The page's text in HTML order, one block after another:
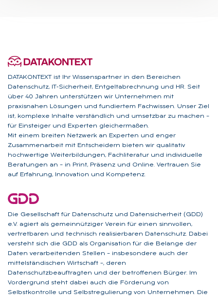
DATAKONTEXT ist Ihr Wissenspartner in den Bereichen
Datenschutz, IT-Sicherheit, Entgeltabrechnung und HR. Seit
über 40 Jahren unterstützen wir Unternehmen mit
praxisnahen Lösungen und fundiertem Fachwissen. Unser Ziel
ist, komplexe Inhalte verständlich und umsetzbar zu machen –
für Einsteiger und Experten gleichermaßen.
Mit einem breiten Netzwerk an Experten und enger
Zusammenarbeit mit Entscheidern bieten wir qualitativ
hochwertige Weiterbildungen, Fachliteratur und individuelle
Beratungen an – in Print, Präsenz und Online. Vertrauen Sie
auf Erfahrung, Innovation und Kompetenz.
Die Gesellschaft für Datenschutz und Datensicherheit (GDD)
e.V. agiert als gemeinnütziger Verein für einen sinnvollen,
vertretbaren und technisch realisierbaren Datenschutz. Dabei
versteht sich die GDD als Organisation für die Belange der
Daten verarbeitenden Stellen – insbesondere auch der
mittelständischen Wirtschaft –, deren
Datenschutzbeauftragten und der betroffenen Bürger. Im
Vordergrund steht dabei auch die Förderung von
Selbstkontrolle und Selbstregulierung von Unternehmen. Die